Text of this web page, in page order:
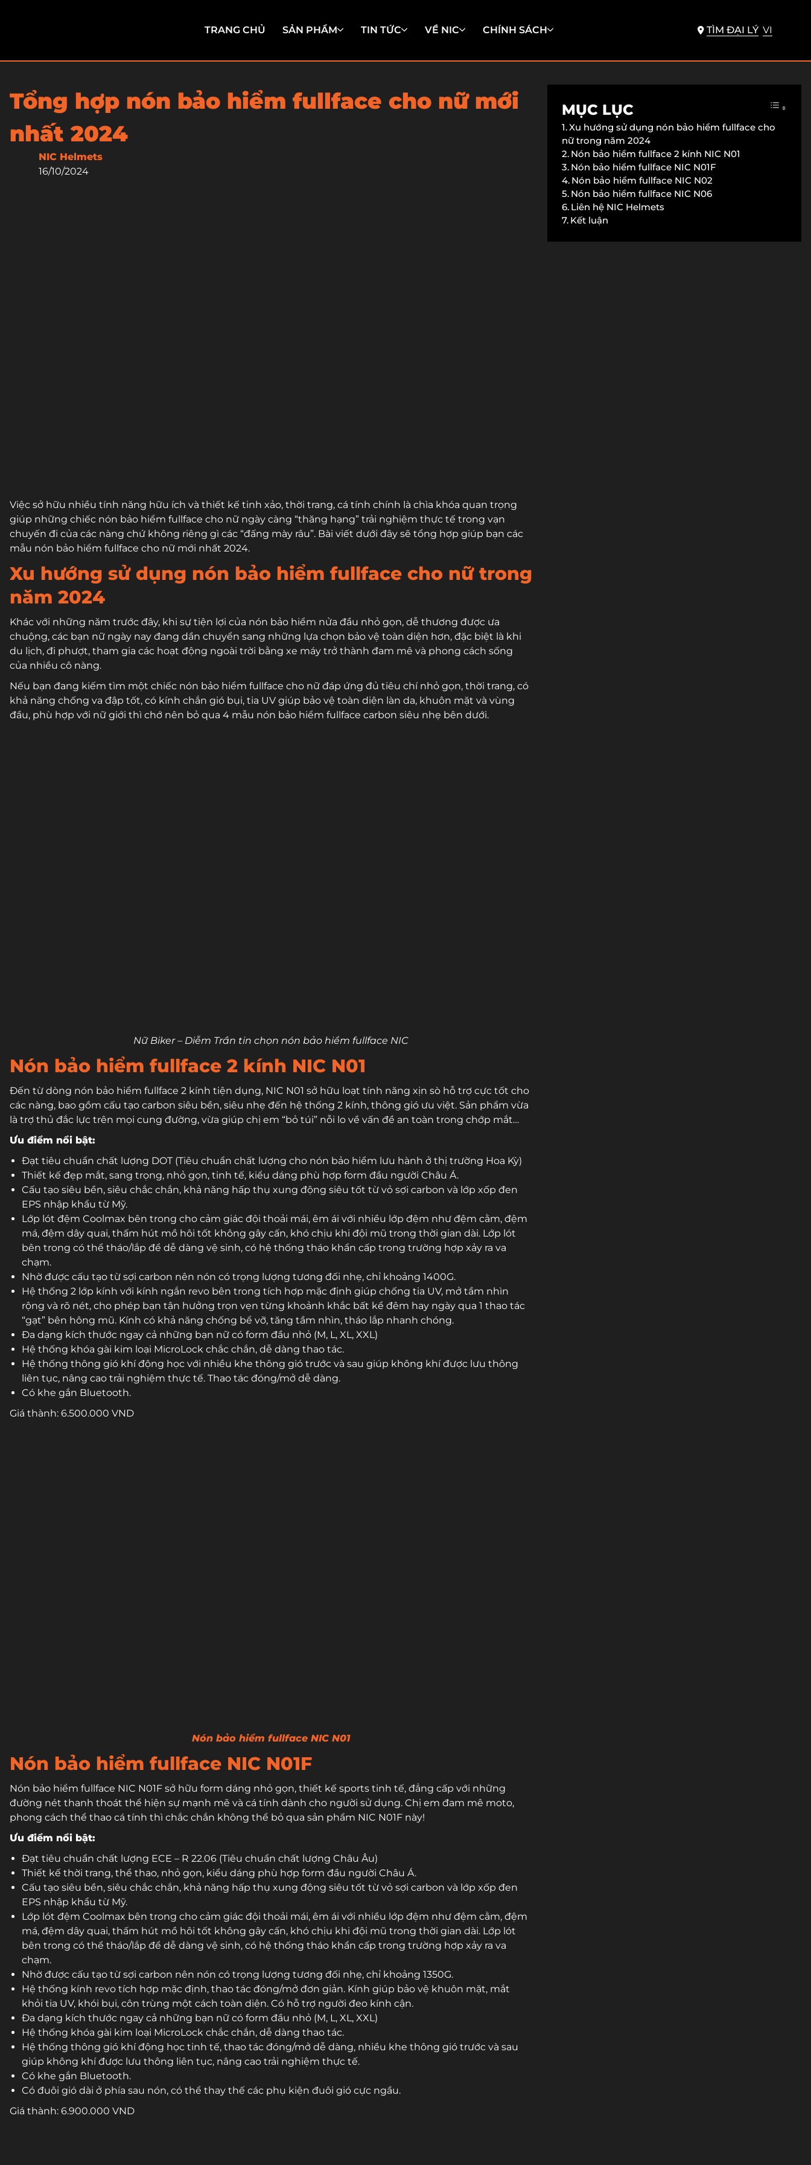
TRANG CHỦ SẢN PHẨM TIN TỨC VỀ NIC CHÍNH SÁCH TÌM ĐẠI LÝ VI
Tổng hợp nón bảo hiểm fullface cho nữ mới
nhất 2024
NIC Helmets
16/10/2024
Việc sở hữu nhiều tính năng hữu ích và thiết kế tinh xảo, thời trang, cá tính chính là chìa khóa quan trọng
giúp những chiếc nón bảo hiểm fullface cho nữ ngày càng “thăng hạng” trải nghiệm thực tế trong vạn
chuyến đi của các nàng chứ không riêng gì các “đấng mày râu”. Bài viết dưới đây sẽ tổng hợp giúp bạn các
mẫu nón bảo hiểm fullface cho nữ mới nhất 2024.
Xu hướng sử dụng nón bảo hiểm fullface cho nữ trong
năm 2024
Khác với những năm trước đây, khi sự tiện lợi của nón bảo hiểm nửa đầu nhỏ gọn, dễ thương được ưa
chuộng, các bạn nữ ngày nay đang dần chuyển sang những lựa chọn bảo vệ toàn diện hơn, đặc biệt là khi
du lịch, đi phượt, tham gia các hoạt động ngoài trời bằng xe máy trở thành đam mê và phong cách sống
của nhiều cô nàng.
Nếu bạn đang kiếm tìm một chiếc nón bảo hiểm fullface cho nữ đáp ứng đủ tiêu chí nhỏ gọn, thời trang, có
khả năng chống va đập tốt, có kính chắn gió bụi, tia UV giúp bảo vệ toàn diện làn da, khuôn mặt và vùng
đầu, phù hợp với nữ giới thì chớ nên bỏ qua 4 mẫu nón bảo hiểm fullface carbon siêu nhẹ bên dưới.
Nữ Biker – Diễm Trần tin chọn nón bảo hiểm fullface NIC
Nón bảo hiểm fullface 2 kính NIC N01
Đến từ dòng nón bảo hiểm fullface 2 kính tiện dụng, NIC N01 sở hữu loạt tính năng xịn sò hỗ trợ cực tốt cho
các nàng, bao gồm cấu tạo carbon siêu bền, siêu nhẹ đến hệ thống 2 kính, thông gió ưu việt. Sản phẩm vừa
là trợ thủ đắc lực trên mọi cung đường, vừa giúp chị em “bỏ túi” nỗi lo về vấn đề an toàn trong chớp mắt…
Ưu điểm nổi bật:
Đạt tiêu chuẩn chất lượng DOT (Tiêu chuẩn chất lượng cho nón bảo hiểm lưu hành ở thị trường Hoa Kỳ)
Thiết kế đẹp mắt, sang trọng, nhỏ gọn, tinh tế, kiểu dáng phù hợp form đầu người Châu Á.
Cấu tạo siêu bền, siêu chắc chắn, khả năng hấp thụ xung động siêu tốt từ vỏ sợi carbon và lớp xốp đen
EPS nhập khẩu từ Mỹ.
Lớp lót đệm Coolmax bên trong cho cảm giác đội thoải mái, êm ái với nhiều lớp đệm như đệm cằm, đệm
má, đệm dây quai, thấm hút mồ hôi tốt không gây cấn, khó chịu khi đội mũ trong thời gian dài. Lớp lót
bên trong có thể tháo/lắp để dễ dàng vệ sinh, có hệ thống tháo khẩn cấp trong trường hợp xảy ra va
chạm.
Nhờ được cấu tạo từ sợi carbon nên nón có trọng lượng tương đối nhẹ, chỉ khoảng 1400G.
Hệ thống 2 lớp kính với kính ngắn revo bên trong tích hợp mặc định giúp chống tia UV, mở tầm nhìn
rộng và rõ nét, cho phép bạn tận hưởng trọn vẹn từng khoảnh khắc bất kể đêm hay ngày qua 1 thao tác
“gạt” bên hông mũ. Kính có khả năng chống bể vỡ, tăng tầm nhìn, tháo lắp nhanh chóng.
Đa dạng kích thước ngay cả những bạn nữ có form đầu nhỏ (M, L, XL, XXL)
Hệ thống khóa gài kim loại MicroLock chắc chắn, dễ dàng thao tác.
Hệ thống thông gió khí động học với nhiều khe thông gió trước và sau giúp không khí được lưu thông
liên tục, nâng cao trải nghiệm thực tế. Thao tác đóng/mở dễ dàng.
Có khe gắn Bluetooth.
Giá thành: 6.500.000 VND
Nón bảo hiểm fullface NIC N01
Nón bảo hiểm fullface NIC N01F
Nón bảo hiểm fullface NIC N01F sở hữu form dáng nhỏ gọn, thiết kế sports tinh tế, đẳng cấp với những
đường nét thanh thoát thể hiện sự mạnh mẽ và cá tính dành cho người sử dụng. Chị em đam mê moto,
phong cách thể thao cá tính thì chắc chắn không thể bỏ qua sản phẩm NIC N01F này!
Ưu điểm nổi bật:
Đạt tiêu chuẩn chất lượng ECE – R 22.06 (Tiêu chuẩn chất lượng Châu Âu)
Thiết kế thời trang, thể thao, nhỏ gọn, kiểu dáng phù hợp form đầu người Châu Á.
Cấu tạo siêu bền, siêu chắc chắn, khả năng hấp thụ xung động siêu tốt từ vỏ sợi carbon và lớp xốp đen
EPS nhập khẩu từ Mỹ.
Lớp lót đệm Coolmax bên trong cho cảm giác đội thoải mái, êm ái với nhiều lớp đệm như đệm cằm, đệm
má, đệm dây quai, thấm hút mồ hôi tốt không gây cấn, khó chịu khi đội mũ trong thời gian dài. Lớp lót
bên trong có thể tháo/lắp để dễ dàng vệ sinh, có hệ thống tháo khẩn cấp trong trường hợp xảy ra va
chạm.
Nhờ được cấu tạo từ sợi carbon nên nón có trọng lượng tương đối nhẹ, chỉ khoảng 1350G.
Hệ thống kính revo tích hợp mặc định, thao tác đóng/mở đơn giản. Kính giúp bảo vệ khuôn mặt, mắt
khỏi tia UV, khói bụi, côn trùng một cách toàn diện. Có hỗ trợ người đeo kính cận.
Đa dạng kích thước ngay cả những bạn nữ có form đầu nhỏ (M, L, XL, XXL)
Hệ thống khóa gài kim loại MicroLock chắc chắn, dễ dàng thao tác.
Hệ thống thông gió khí động học tinh tế, thao tác đóng/mở dễ dàng, nhiều khe thông gió trước và sau
giúp không khí được lưu thông liên tục, nâng cao trải nghiệm thực tế.
Có khe gắn Bluetooth.
Có đuôi gió dài ở phía sau nón, có thể thay thế các phụ kiện đuôi gió cực ngầu.
Giá thành: 6.900.000 VND
MỤC LỤC
Xu hướng sử dụng nón bảo hiểm fullface cho
nữ trong năm 2024
Nón bảo hiểm fullface 2 kính NIC N01
Nón bảo hiểm fullface NIC N01F
Nón bảo hiểm fullface NIC N02
Nón bảo hiểm fullface NIC N06
Liên hệ NIC Helmets
Kết luận